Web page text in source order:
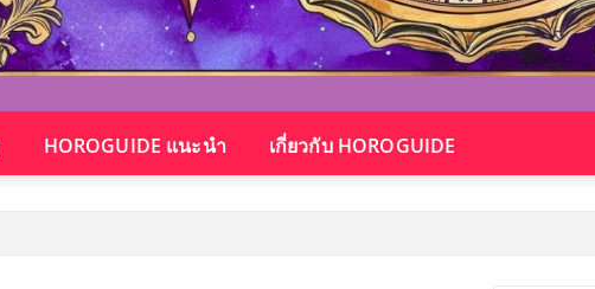
HOROGUIDE แนะนำ เกี่ยวกับ HOROGUIDE